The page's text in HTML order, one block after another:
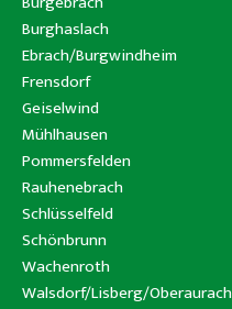
Burghaslach
Ebrach/Burgwindheim
Frensdorf
Geiselwind
Mühlhausen
Pommersfelden
Rauhenebrach
Schlüsselfeld
Schönbrunn
Wachenroth
Walsdorf/Lisberg/Oberaurach